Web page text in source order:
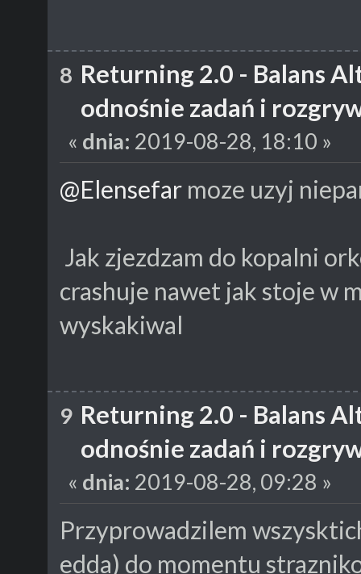
8 Returning 2.0 - Balans
odnośnie zadań i
« dnia: 2019-08-28, 18:10 »
@Elensefarmoze uzyj
Jak zjezdzam do kopalni
crashuje nawet jak stoje w
wyskakiwal
9 Returning 2.0 - Balans
odnośnie zadań i
« dnia: 2019-08-28, 09:28 »
Przyprowadzilem
edda) do momentu